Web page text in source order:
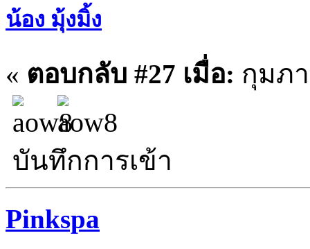
น้อง มุ้งมิ้ง
« ตอบกลับ #27 เมื่อ: กุมภา
บันทึกการเข้า
Pinkspa